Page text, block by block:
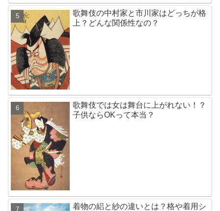
歌舞伎の中村家と市川家はどっちが格
上？どんな関係性なの？
歌舞伎では女は舞台に上がれない！？
子供ならOKって本当？
着物の絽と紗の違いとは？格や着用シ